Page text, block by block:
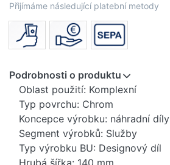
Přijímáme následující platební metody
Podrobnosti o produktu
Oblast použití: Komplexní
Typ povrchu: Chrom
Koncepce výrobku: náhradní díly
Segment výrobků: Služby
Typ výrobku BU: Designový díl
Hrubá šířka: 140 mm